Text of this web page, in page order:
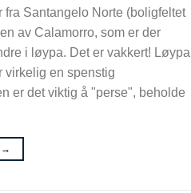
fra Santangelo Norte (boligfeltet
av Calamorro, som er der
i løypa. Det er vakkert! Løypa
virkelig en spenstig
er det viktig å "perse", beholde
→